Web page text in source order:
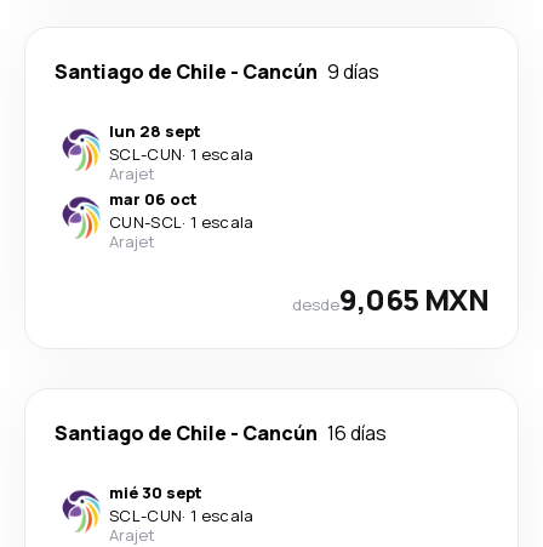
Santiago de Chile - Cancún 9 días
lun 28 sept
SCL-CUN· 1 escala
Arajet
mar 06 oct
CUN-SCL· 1 escala
Arajet
desde9,065 MXN
Santiago de Chile - Cancún 16 días
mié 30 sept
SCL-CUN· 1 escala
Arajet